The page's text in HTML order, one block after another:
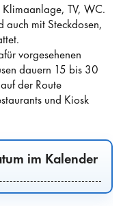
Klimaanlage, TV, WC.
auch mit Steckdosen,
vorgesehenen
dauern 15 bis 30
der Route
und Kiosk
im Kalender